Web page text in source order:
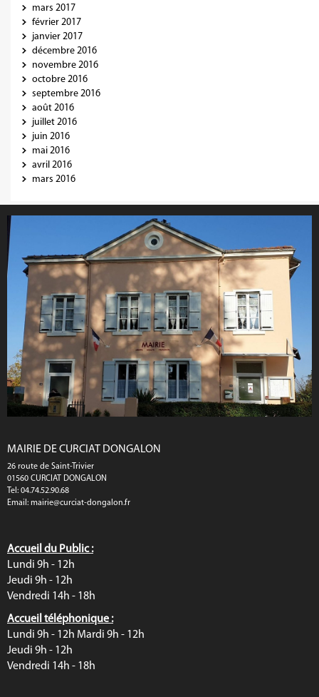
mars 2017
février 2017
janvier 2017
décembre 2016
novembre 2016
octobre 2016
septembre 2016
août 2016
juillet 2016
juin 2016
mai 2016
avril 2016
mars 2016
MAIRIE DE CURCIAT DONGALON
26 route de Saint-Trivier
01560 CURCIAT DONGALON
Tel: 04.74.52.90.68
Email: mairie@curciat-dongalon.fr
Accueil du Public :
Lundi 9h - 12h
Jeudi 9h - 12h
Vendredi 14h - 18h
Accueil téléphonique :
Lundi 9h - 12h Mardi 9h - 12h
Jeudi 9h - 12h
Vendredi 14h - 18h